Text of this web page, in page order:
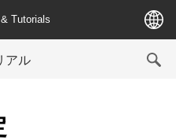
Tutorials
アル